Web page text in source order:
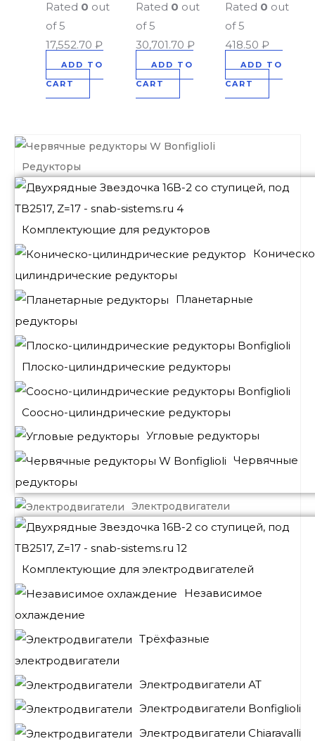
Редукторы
Комплектующие для редукторов
цилиндрические редукторы
Планетарные
редукторы
Плоско-цилиндрические редукторы
Соосно-цилиндрические редукторы
Угловые редукторы
Червячные
редукторы
Электродвигатели
Комплектующие для электродвигателей
Независимое
охлаждение
Трёхфазные
электродвигатели
Электродвигатели АТ
Электродвигатели Bonfiglioli
Электродвигатели Chiaravalli
Rated 0 out
of 5
17,552.70 ₽
ADD TO
CART
Rated 0 out
of 5
30,701.70 ₽
ADD TO
CART
Rated 0 out
of 5
418.50₽
ADD TO
CART